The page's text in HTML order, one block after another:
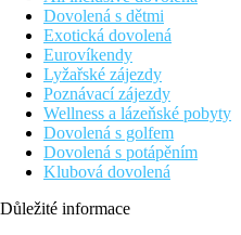
Dovolená s dětmi
Exotická dovolená
Eurovíkendy
Lyžařské zájezdy
Poznávací zájezdy
Wellness a lázeňské pobyty
Dovolená s golfem
Dovolená s potápěním
Klubová dovolená
Důležité informace